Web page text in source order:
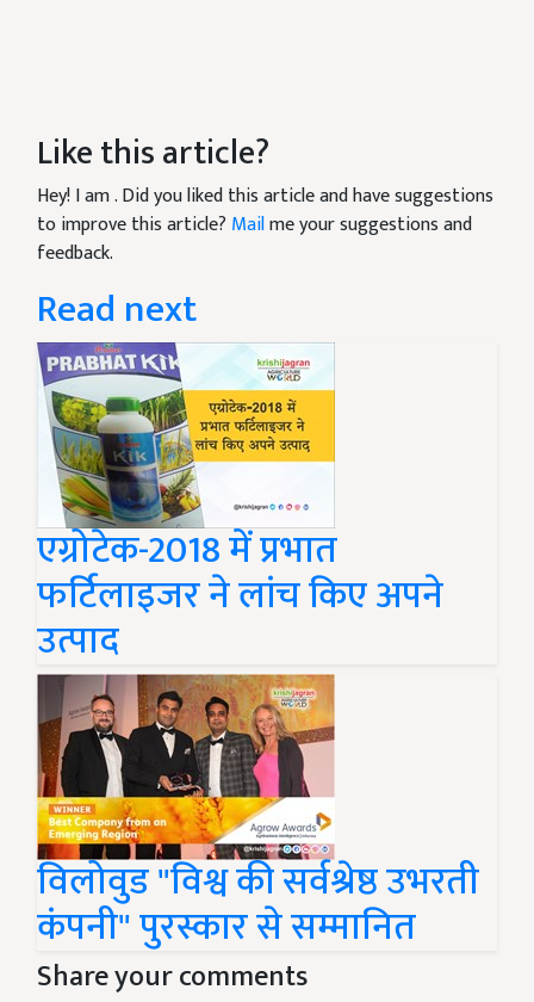
Like this article?
Hey! I am. Did you liked this article and have suggestions
to improve this article? Mailme your suggestions and
feedback.
Read next
एग्रोटेक-2018 में प्रभात
फर्टिलाइजर ने लांच किए अपने
उत्पाद
विलोवुड "विश्व की सर्वश्रेष्ठ उभरती
कंपनी" पुरस्कार से सम्मानित
Share your comments